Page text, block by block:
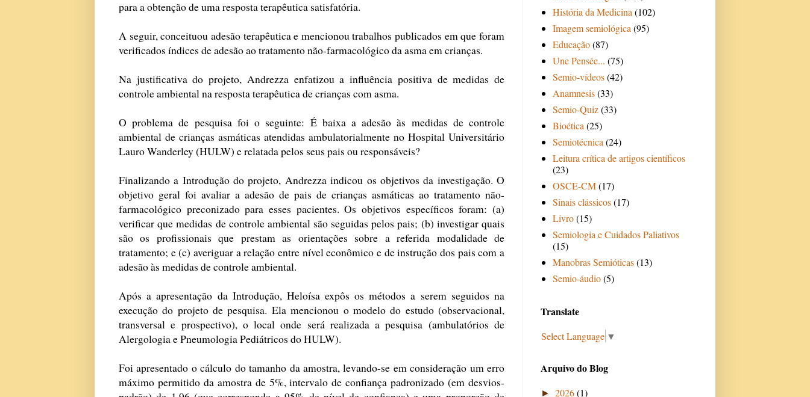
para a obtenção de uma resposta terapêutica satisfatória.
A seguir, conceituou adesão terapêutica e mencionou trabalhos publicados em que foram
verificados índices de adesão ao tratamento não-farmacológico da asma em crianças.
Na justificativa do projeto, Andrezza enfatizou a influência positiva de medidas de
controle ambiental na resposta terapêutica de crianças com asma.
O problema de pesquisa foi o seguinte: É baixa a adesão às medidas de controle
ambiental de crianças asmáticas atendidas ambulatorialmente no Hospital Universitário
Lauro Wanderley (HULW) e relatada pelos seus pais ou responsáveis?
Finalizando a Introdução do projeto, Andrezza indicou os objetivos da investigação. O
objetivo geral foi avaliar a adesão de pais de crianças asmáticas ao tratamento não-
farmacológico preconizado para esses pacientes. Os objetivos específicos foram: (a)
verificar que medidas de controle ambiental são seguidas pelos pais; (b) investigar quais
são os profissionais que prestam as orientações sobre a referida modalidade de
tratamento; e (c) averiguar a relação entre nível econômico e de instrução dos pais com a
adesão às medidas de controle ambiental.
Após a apresentação da Introdução, Heloísa expôs os métodos a serem seguidos na
execução do projeto de pesquisa. Ela mencionou o modelo do estudo (observacional,
transversal e prospectivo), o local onde será realizada a pesquisa (ambulatórios de
Alergologia e Pneumologia Pediátricos do HULW).
Foi apresentado o cálculo do tamanho da amostra, levando-se em consideração um erro
máximo permitido da amostra de 5%, intervalo de confiança padronizado (em desvios-
História da Medicina (102)
Imagem semiológica (95)
Educação(87)
Une Pensée... (75)
Semio-vídeos(42)
Anamnesis(33)
Semio-Quiz(33)
Bioética (25)
Semiotécnica (24)
Leitura crítica de artigos científicos
(23)
OSCE-CM(17)
Sinais clássicos(17)
Livro(15)
Semiologia e Cuidados Paliativos
(15)
Manobras Semióticas(13)
Semio-áudio(5)
Translate
Select Language ▼
Arquivo do Blog
► 2026(1)